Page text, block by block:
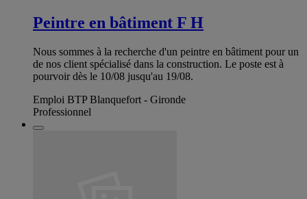
Peintre en bâtiment F H
Nous sommes à la recherche d'un peintre en bâtiment pour un
de nos client spécialisé dans la construction. Le poste est à
pourvoir dès le 10/08 jusqu'au 19/08.
Emploi BTP Blanquefort - Gironde
Professionnel